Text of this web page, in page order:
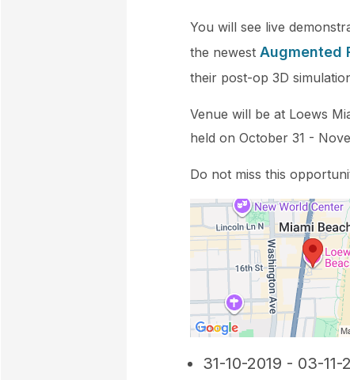
You will see live
the newest Augmented
their post-op 3D
Venue will be at Loews
held on October 31 -
Do not miss this
31-10-2019 - 03-11-